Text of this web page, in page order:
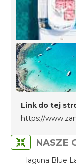
Link do tej
https://
NASZE
laguna Blue